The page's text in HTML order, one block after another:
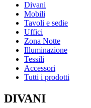
Divani
Mobili
Tavoli e sedie
Uffici
Zona Notte
Illuminazione
Tessili
Accessori
Tutti i prodotti
DIVANI